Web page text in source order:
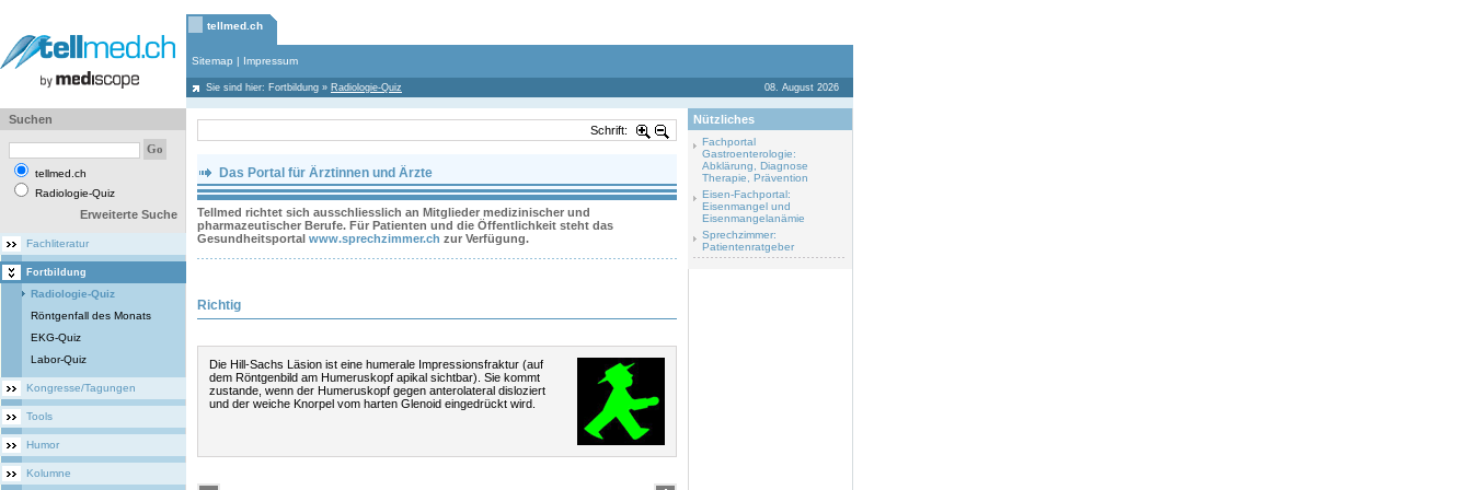
tellmed.ch
Sitemap | Impressum
Sie sind hier: Fortbildung » Radiologie-Quiz 08. August 2026
Suchen
tellmed.ch
Radiologie-Quiz
Erweiterte Suche
Fachliteratur
Fortbildung
Radiologie-Quiz
Röntgenfall des Monats
EKG-Quiz
Labor-Quiz
Kongresse/Tagungen
Tools
Humor
Kolumne
Schrift:
Das Portal für Ärztinnen und Ärzte
Tellmed richtet sich ausschliesslich an Mitglieder medizinischer und
pharmazeutischer Berufe. Für Patienten und die Öffentlichkeit steht das
Gesundheitsportal www.sprechzimmer.ch zur Verfügung.
Richtig
Die Hill-Sachs Läsion ist eine humerale Impressionsfraktur (auf
dem Röntgenbild am Humeruskopf apikal sichtbar). Sie kommt
zustande, wenn der Humeruskopf gegen anterolateral disloziert
und der weiche Knorpel vom harten Glenoid eingedrückt wird.
Nützliches
Fachportal
Gastroenterologie:
Abklärung, Diagnose
Therapie, Prävention
Eisen-Fachportal:
Eisenmangel und
Eisenmangelanämie
Sprechzimmer:
Patientenratgeber